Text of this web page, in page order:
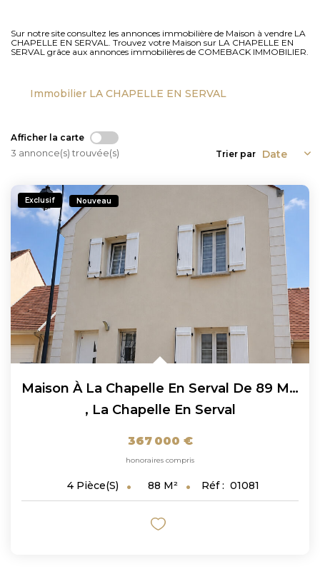
CONTACT
Sur notre site consultez les annonces immobilière de Maison à vendre LA
CHAPELLE EN SERVAL. Trouvez votre Maison sur LA CHAPELLE EN
SERVAL grâce aux annonces immobilières de COMEBACK IMMOBILIER.
Immobilier LA CHAPELLE EN SERVAL
Afficher la carte
3 annonce(s) trouvée(s) Trier par
Exclusif Nouveau
Maison À La Chapelle En Serval De 89 M² Idéalement Située...
, La Chapelle En Serval
367 000 €
honoraires compris
4 Pièce(s) 88 M² Réf : 01081